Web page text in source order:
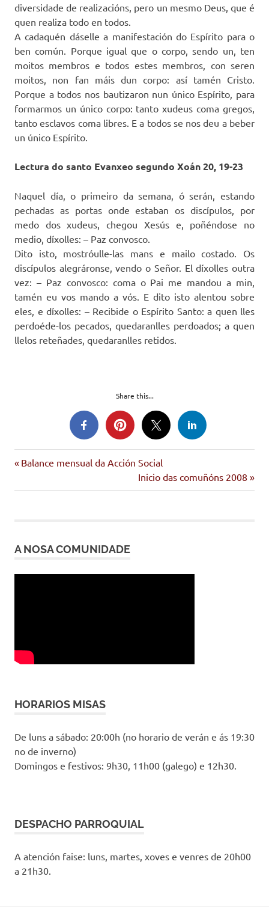
diversidade de realizacións, pero un mesmo Deus, que é
quen realiza todo en todos.
A cadaquén dáselle a manifestación do Espírito para o
ben común. Porque igual que o corpo, sendo un, ten
moitos membros e todos estes membros, con seren
moitos, non fan máis dun corpo: así tamén Cristo.
Porque a todos nos bautizaron nun único Espírito, para
formarmos un único corpo: tanto xudeus coma gregos,
tanto esclavos coma libres. E a todos se nos deu a beber
un único Espírito.
Lectura do santo Evanxeo segundo Xoán 20, 19-23
Naquel día, o primeiro da semana, ó serán, estando
pechadas as portas onde estaban os discípulos, por
medo dos xudeus, chegou Xesús e, poñéndose no
medio, díxolles: – Paz convosco.
Dito isto, mostróulle-las mans e mailo costado. Os
discípulos alegráronse, vendo o Señor. El díxolles outra
vez: – Paz convosco: coma o Pai me mandou a min,
tamén eu vos mando a vós. E dito isto alentou sobre
eles, e díxolles: – Recibide o Espírito Santo: a quen lles
perdoéde-los pecados, quedaranlles perdoados; a quen
llelos reteñades, quedaranlles retidos.
Share this...
Navegación
de
Entrada
Balance mensual da Acción Social
Siguiente
entrada:
Inicio das comuñóns 2008
A NOSA COMUNIDADE
HORARIOS MISAS
De luns a sábado: 20:00h (no horario de verán e ás 19:30
no de inverno)
Domingos e festivos: 9h30, 11h00 (galego) e 12h30.
DESPACHO PARROQUIAL
A atención faise: luns, martes, xoves e venres de 20h00
a 21h30.